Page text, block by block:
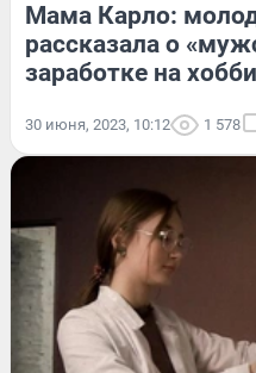
Мама Карло:
рассказала о
заработке на хобби
30 июня, 2023, 10:12 1 578